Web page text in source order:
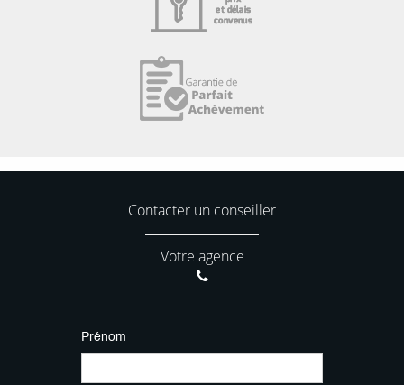
Contacter un conseiller
Votre agence
Prénom